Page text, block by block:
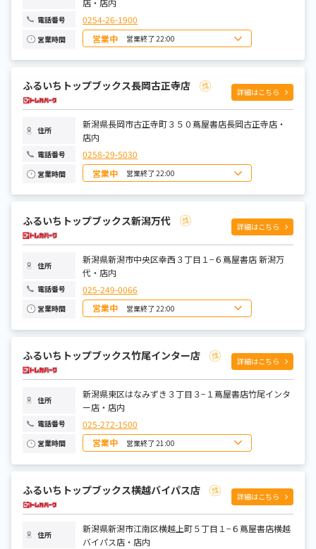
店・店内
電話番号 0254-26-1900
営業時間 営業中 営業終了 22:00
日曜日 8:00～22:00
月曜日
水曜日 9:00～22:00
木曜日 9:00～22:00
土曜日 8:00～22:00
ふるいちトップブックス長岡古正寺店 詳細はこちら
住所
新潟県長岡市古正寺町３５０蔦屋書店長岡古正寺店・
店内
電話番号 0258-29-5030
営業時間 営業中 営業終了 22:00
日曜日 8:00～22:00
水曜日 9:00～22:00
木曜日 9:00～22:00
土曜日 8:00～22:00
ふるいちトップブックス新潟万代 詳細はこちら
住所
新潟県新潟市中央区幸西３丁目１−６蔦屋書店 新潟万
代・店内
電話番号 025-249-0066
営業時間 営業中 営業終了 22:00
日曜日 8:00～22:00
月曜日
水曜日 9:00～22:00
木曜日 9:00～22:00
土曜日 8:00～22:00
ふるいちトップブックス竹尾インター店 詳細はこちら
住所
新潟県東区はなみずき３丁目３−１蔦屋書店竹尾インタ
ー店・店内
電話番号 025-272-1500
営業時間 営業中 営業終了 21:00
日曜日 9:00～21:00
月曜日
水曜日 9:00～21:00
木曜日 9:00～21:00
土曜日 9:00～21:00
ふるいちトップブックス横越バイパス店 詳細はこちら
住所
新潟県新潟市江南区横越上町５丁目１−６蔦屋書店横越
バイパス店・店内